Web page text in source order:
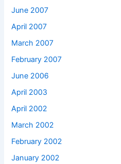
June 2007
April 2007
March 2007
February 2007
June 2006
April 2003
April 2002
March 2002
February 2002
January 2002